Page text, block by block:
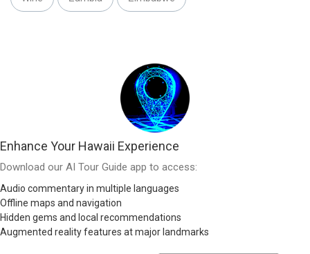
Enhance Your Hawaii Experience
Download our AI Tour Guide app to access:
Audio commentary in multiple languages
Offline maps and navigation
Hidden gems and local recommendations
Augmented reality features at major landmarks